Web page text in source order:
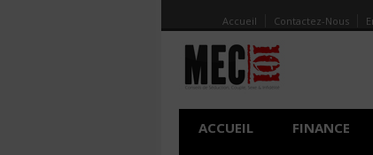
Accueil Contactez-Nous
ACCUEIL FINANCE